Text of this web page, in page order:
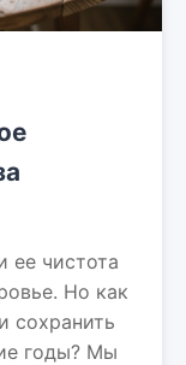
ее чистота
Но как
сохранить
годы? Мы